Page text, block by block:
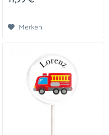
Zuckerpapier gedruckt. Ihrer
Merken